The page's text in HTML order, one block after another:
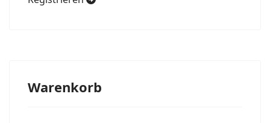
Warenkorb